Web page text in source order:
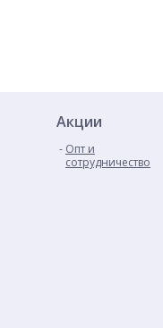
Акции
Опт и
сотрудничество